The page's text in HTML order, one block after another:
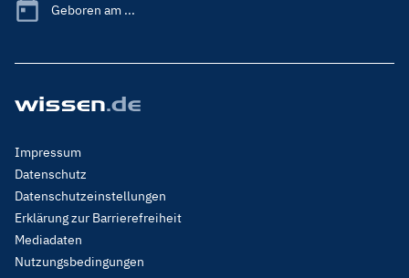
Geboren am ...
Footer
Menu
Legal
Impressum
Datenschutz
Datenschutzeinstellungen
Erklärung zur Barrierefreiheit
Mediadaten
Nutzungsbedingungen